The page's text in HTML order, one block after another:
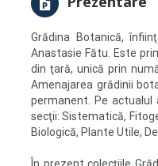
Grădina Botanică,
Anastasie Fătu. Este
din ţară, unică prin
Amenajarea grădinii
permanent. Pe
secţii: Sistematică,
Biologică, Plante Utile,